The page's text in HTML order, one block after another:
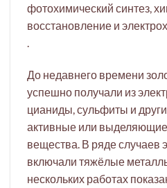
фотохимический синтез,
восстановление и
.
До недавнего времени
успешно получали из
цианиды, сульфиты и
активные или
вещества. В ряде случаев
включали тяжёлые
нескольких работах